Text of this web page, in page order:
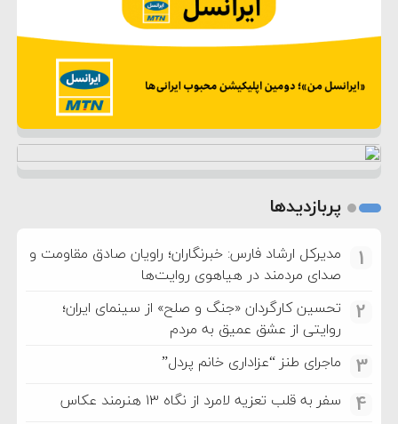
پربازدیدها
1
مدیرکل ارشاد فارس: خبرنگاران؛ راویان صادق مقاومت و
صدای مردمند در هیاهوی روایت‌ها
2
تحسین کارگردان «جنگ و صلح» از سینمای ایران؛
روایتی از عشق عمیق به مردم
3 ماجرای طنز “عزاداری خانم پردل”
4 سفر به قلب تعزیه لامرد از نگاه ۱۳ هنرمند عکاس